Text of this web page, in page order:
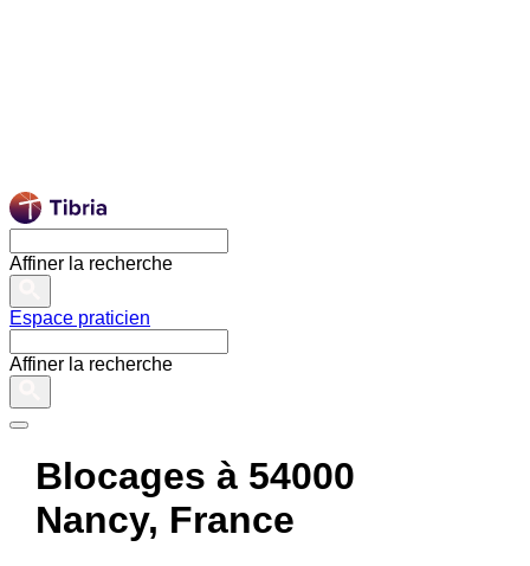
Affiner la recherche
Espace praticien
Affiner la recherche
Blocages à 54000
Nancy, France